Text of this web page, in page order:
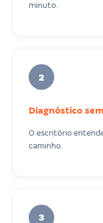
minuto.
2
Diagnóstico
O escritório
caminho.
3